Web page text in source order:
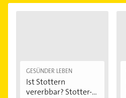
GESÜNDER LEBEN
Ist Stottern
vererbbar? Stotter-